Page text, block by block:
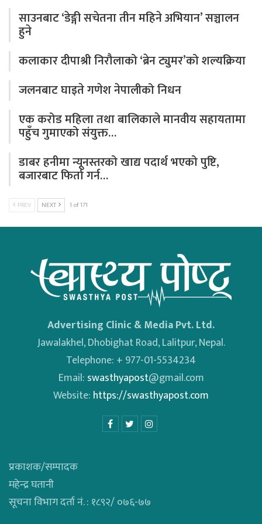
साउनबाट ‘डेङ्गी सचेतना तीन महिने अभियान’ सञ्चालन
हुने
कलाकार दीपाश्री निरौलाको ‘ब्रेन ट्युमर’को शल्यक्रिया
जलनबाट घाइते गणेश नेपालीको निधन
एक करोड महिला तथा बालिकाले मानवीय सहायतामा
पहुँच गुमाएको संयुक्त…
डाबर हनीमा न्यूनस्तरको खाद्य पदार्थ भएको पुष्टि,
बजारबाट फिर्ता गर्न…
PREV NEXT 1 of 171
Advertising Clinic & Media Pvt. Ltd.
Jawalakhel, Dhobighat Road, Lalitpur, Nepal.
Telephone: + 977-01-5534234
Email: swasthyapost@gmail.com
Website: https://swasthyapost.com
प्रकाशक/सम्पादक
महेन्द्र घतानी
सूचना विभाग दर्ता नं. : १८९२/ ०७६-७७